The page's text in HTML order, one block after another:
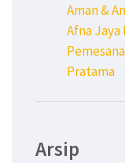
Aman &
Afna Jaya
Pratama
Arsip